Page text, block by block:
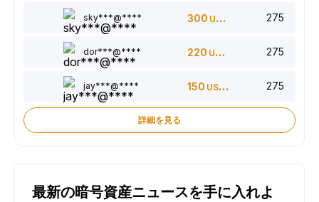
sky***@**** 300 USDT 275
dor***@**** 220 USDT 275
jay***@**** 150 USDT 275
詳細を見る
最新の暗号資産ニュースを手に入れよ